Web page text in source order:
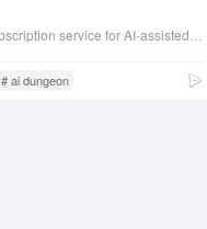
# ai dungeon